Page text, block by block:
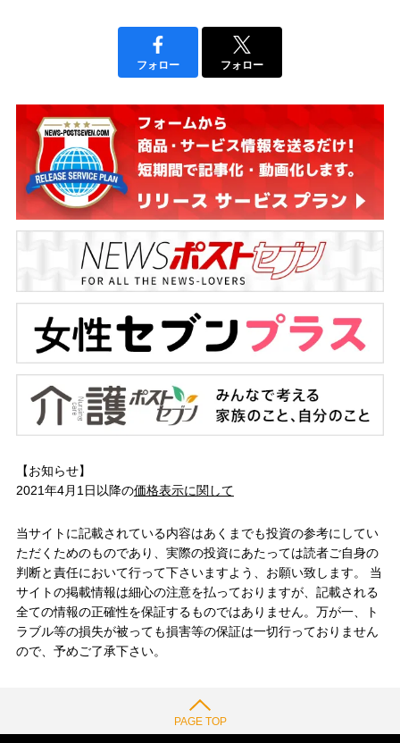
フォロー フォロー
【お知らせ】
2021年4月1日以降の価格表示に関して
当サイトに記載されている内容はあくまでも投資の参考にしてい
ただくためのものであり、実際の投資にあたっては読者ご自身の
判断と責任において行って下さいますよう、お願い致します。 当
サイトの掲載情報は細心の注意を払っておりますが、記載される
全ての情報の正確性を保証するものではありません。万が一、ト
ラブル等の損失が被っても損害等の保証は一切行っておりません
ので、予めご了承下さい。
PAGE TOP